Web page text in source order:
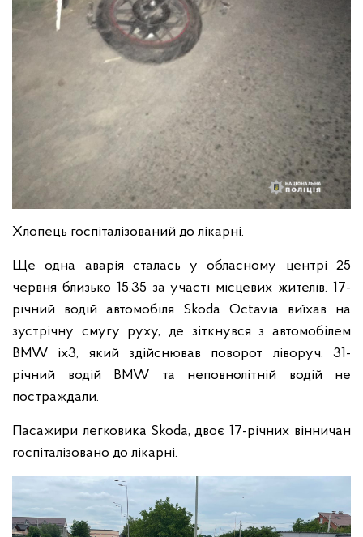
Хлопець госпіталізований до лікарні.
Ще одна аварія сталась у обласному центрі 25
червня близько 15.35 за участі місцевих жителів. 17-
річний водій автомобіля Skoda Octavia виїхав на
зустрічну смугу руху, де зіткнувся з автомобілем
BMW іх3, який здійснював поворот ліворуч. 31-
річний водій BMW та неповнолітній водій не
постраждали.
Пасажири легковика Skoda, двоє 17-річних вінничан
госпіталізовано до лікарні.